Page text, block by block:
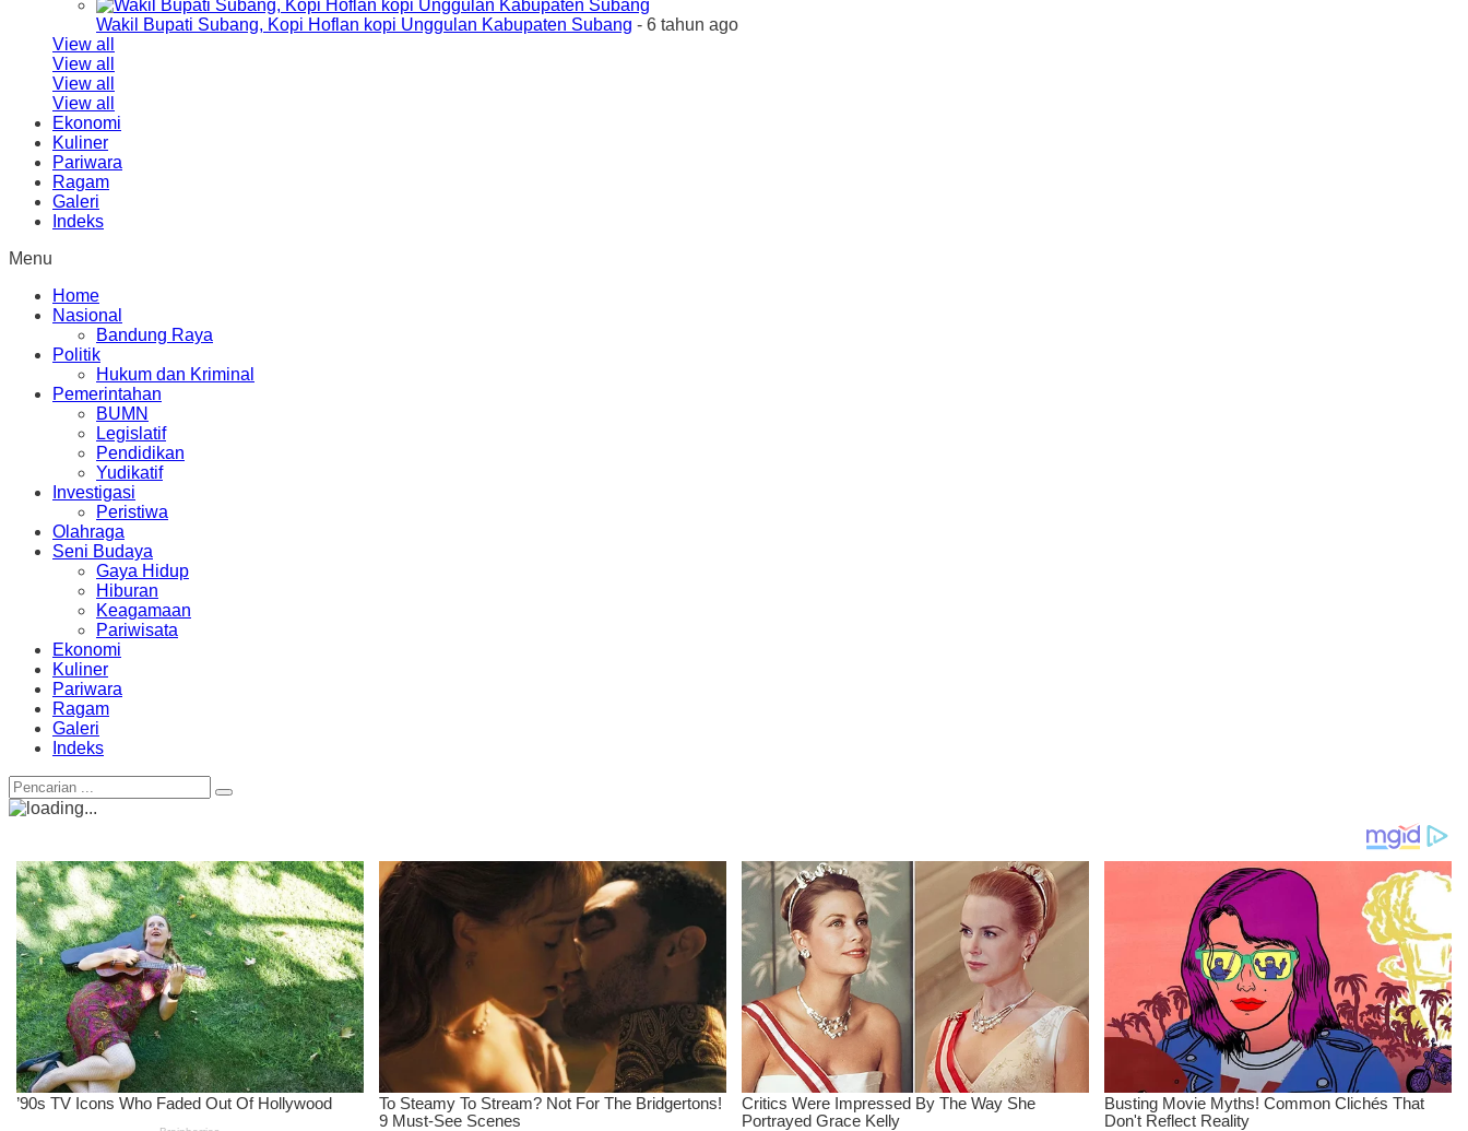
Wakil Bupati Subang, Kopi Hoflan kopi Unggulan Kabupaten Subang - 6 tahun ago
View all
View all
View all
View all
Ekonomi
Kuliner
Pariwara
Ragam
Galeri
Indeks
Menu
Home
Nasional
Bandung Raya
Politik
Hukum dan Kriminal
Pemerintahan
BUMN
Legislatif
Pendidikan
Yudikatif
Investigasi
Peristiwa
Olahraga
Seni Budaya
Gaya Hidup
Hiburan
Keagamaan
Pariwisata
Ekonomi
Kuliner
Pariwara
Ragam
Galeri
Indeks